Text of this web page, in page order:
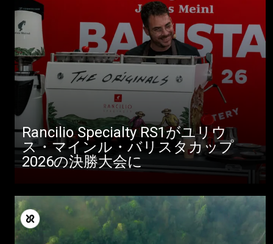
Rancilio Specialty RS1がユリウ
ス・マインル・バリスタカップ
2026の決勝大会に